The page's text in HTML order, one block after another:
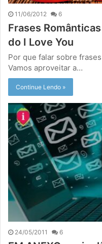
11/06/2012 6
Frases
do I Love You
Por que falar sobre
Vamos aproveitar a…
Continue Lendo »
24/05/2011 6